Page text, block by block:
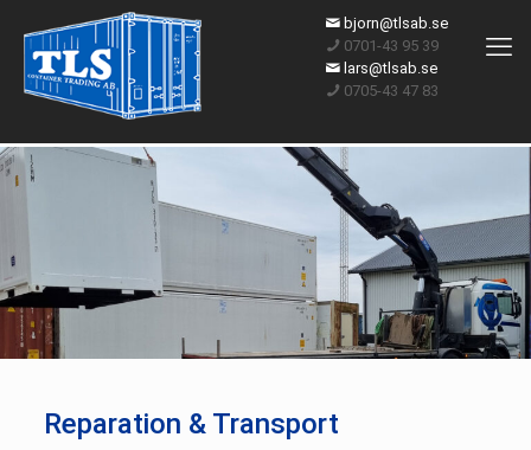
bjorn@tlsab.se
0701-43 95 39
lars@tlsab.se
0705-43 47 83
Reparation & Transport